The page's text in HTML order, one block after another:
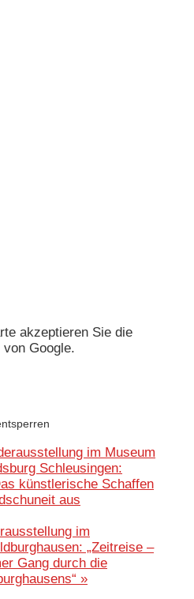
akzeptieren Sie die
Google.
im Museum
Schleusingen:
künstlerische Schaffen
aus
im
„Zeitreise –
Gang durch die
»